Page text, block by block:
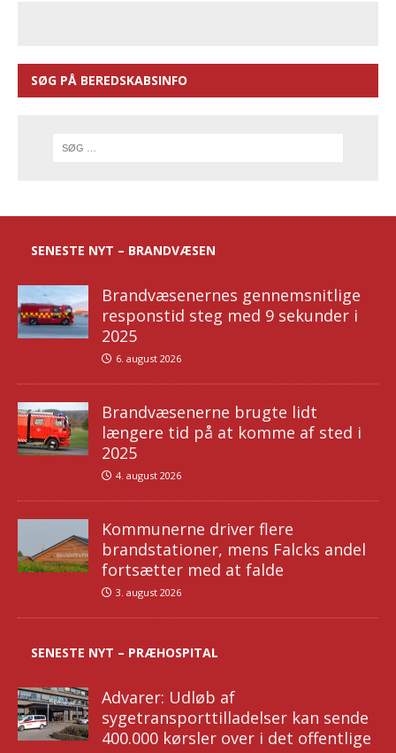
SØG PÅ BEREDSKABSINFO
SENESTE NYT – BRANDVÆSEN
Brandvæsenernes gennemsnitlige
responstid steg med 9 sekunder i
2025
6. august 2026
Brandvæsenerne brugte lidt
længere tid på at komme af sted i
2025
4. august 2026
Kommunerne driver flere
brandstationer, mens Falcks andel
fortsætter med at falde
3. august 2026
SENESTE NYT – PRÆHOSPITAL
Advarer: Udløb af
sygetransporttilladelser kan sende
400.000 kørsler over i det offentlige